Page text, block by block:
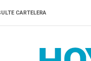
CARTELERA